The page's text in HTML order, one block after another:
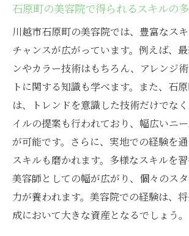
石原町の美容院での求人の魅
仕事内容から見たスキル向上
職場見学で確認すべきポイン
石原町の美容院で叶えるキャリア
キャリアアップに必要なスキ
石原町での実績とキャリアへ
キャリアパスの構築方法
プロモーションの可能性と条
キャリアコンサルタントのア
用
長期的なキャリアビジョンの
石原町の美容院で得られるスキルの
川越市石原町の美容院では、豊富なス
チャンスが広がっています。例えば、
ンやカラー技術はもちろん、アレンジ
トに関する知識も学べます。また、石
は、トレンドを意識した技術だけでな
イルの提案も行われており、幅広いニ
が可能です。さらに、実地での経験を
スキルも磨かれます。多様なスキルを習
美容師としての幅が広がり、個々のス
力が養われます。美容院での経験は、
成において大きな資産となるでしょう。